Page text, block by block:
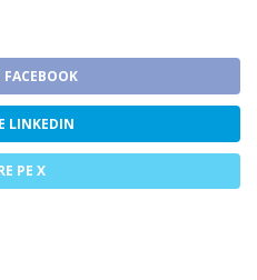
FACEBOOK
LINKEDIN
PE X